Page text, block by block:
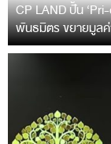
CP LAND ปั้น
พันธมิตร ขยายมูลค่